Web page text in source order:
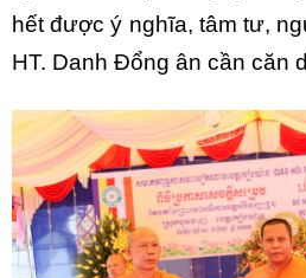
hết được ý nghĩa, tâm tư,
HT. Danh Đổng ân cần căn